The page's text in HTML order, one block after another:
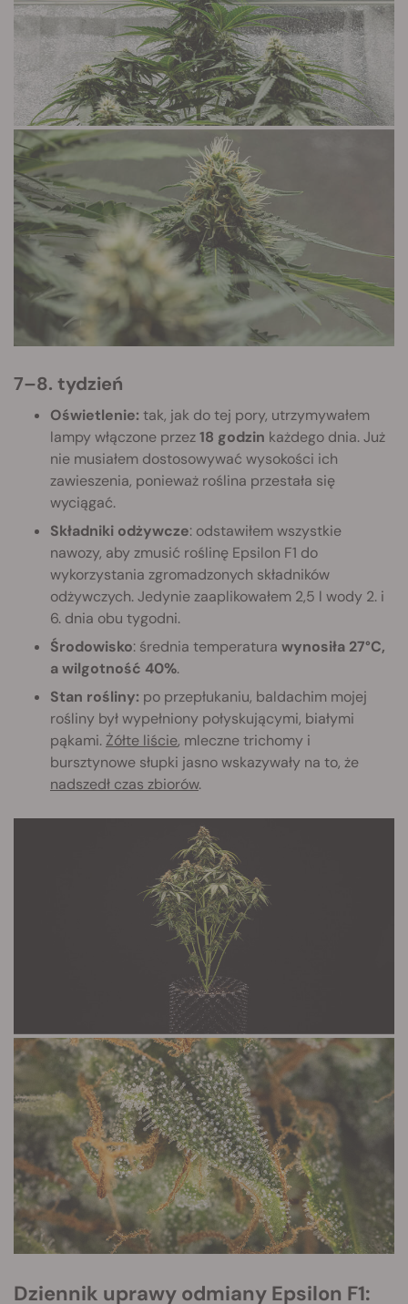
7–8. tydzień
Oświetlenie: tak, jak do tej pory, utrzymywałem
lampy włączone przez18 godzin każdego dnia. Już
nie musiałem dostosowywać wysokości ich
zawieszenia, ponieważ roślina przestała się
wyciągać.
Składniki odżywcze: odstawiłem wszystkie
nawozy, aby zmusić roślinę Epsilon F1 do
wykorzystania zgromadzonych składników
odżywczych. Jedynie zaaplikowałem 2,5 l wody 2. i
6. dnia obu tygodni.
Środowisko: średnia temperatura wynosiła 27°C,
a wilgotność 40%.
Stan rośliny: po przepłukaniu, baldachim mojej
rośliny był wypełniony połyskującymi, białymi
pąkami. Żółte liście, mleczne trichomy i
bursztynowe słupki jasno wskazywały na to, że
nadszedł czas zbiorów.
Dziennik uprawy odmiany Epsilon F1: